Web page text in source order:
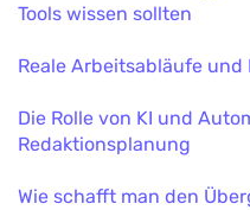
Tools wissen sollten
Reale Arbeitsabläufe
Die Rolle von KI und
Redaktionsplanung
Wie schafft man den